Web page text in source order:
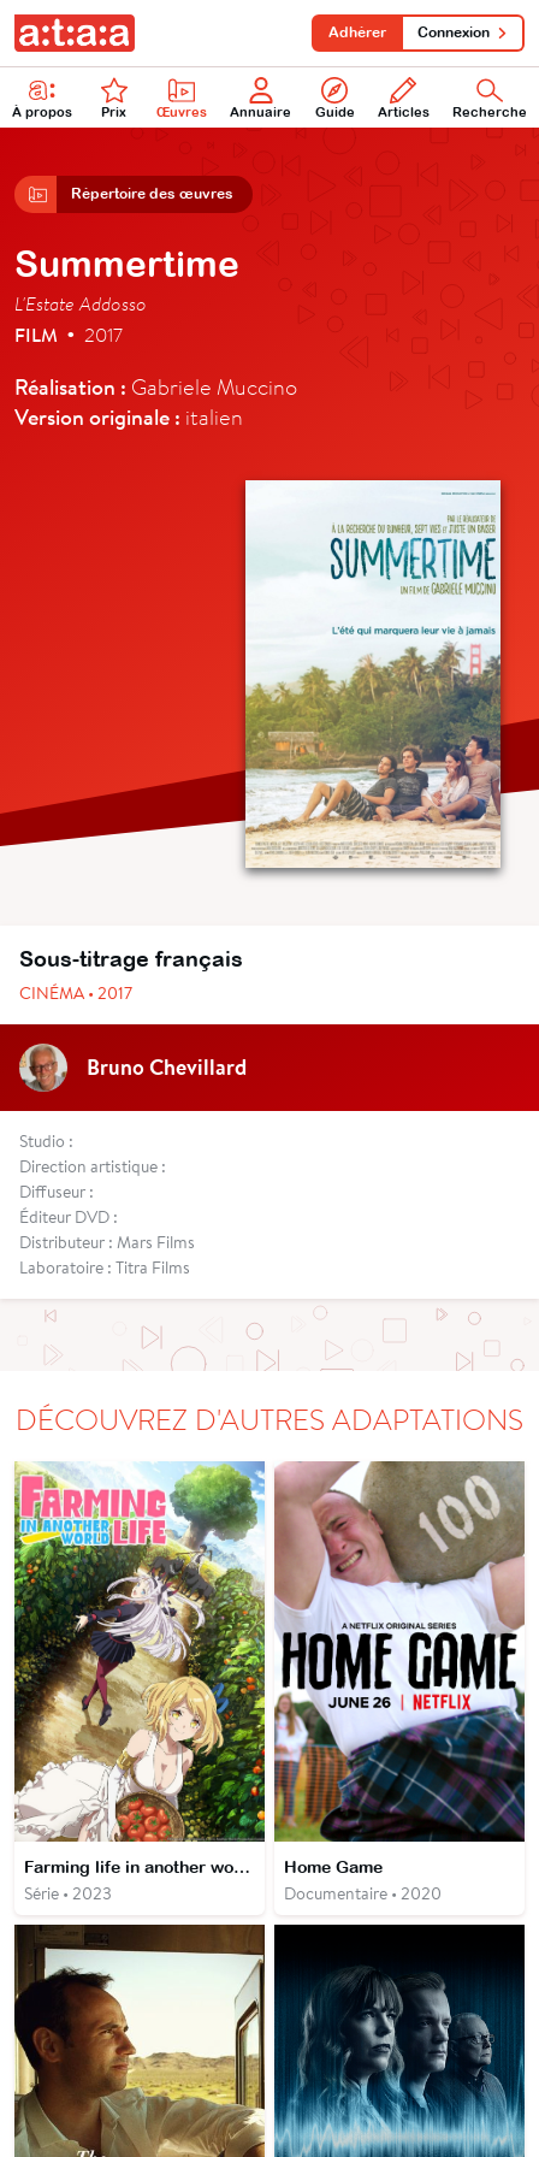
À propos Prix Œuvres Annuaire Guide Articles Recherche
Adhérer Connexion
Répertoire des œuvres
Summertime
L'Estate Addosso
FILM • 2017
Réalisation : Gabriele Muccino
Version originale : italien
Sous-titrage français
CINÉMA • 2017
Bruno Chevillard
Studio :
Direction artistique :
Diffuseur :
Éditeur DVD :
Distributeur : Mars Films
Laboratoire : Titra Films
DÉCOUVREZ D'AUTRES ADAPTATIONS
Farming life in another world
Série • 2023
Home Game
Documentaire • 2020